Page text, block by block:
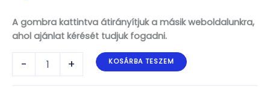
A gombra kattintva átirányítjuk a másik weboldalunkra,
ahol ajánlat kérését tudjuk fogadni.
-
Pótkerék
+ KOSÁRBA TESZEM